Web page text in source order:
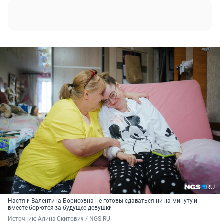
Настя и Валентина Борисовна не готовы сдаваться ни на минуту и
вместе борются за будущее девушки
Источник: Алина Скитович / NGS.RU